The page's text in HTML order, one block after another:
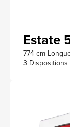
Estate
774 cm
3 Dispositions